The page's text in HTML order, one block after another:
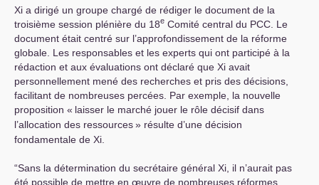
Xi a dirigé un groupe chargé de rédiger le document de la
troisième session plénière du 18e Comité central du PCC . Le
document était centré sur l’approfondissement de la réforme
globale. Les responsables et les experts qui ont participé à la
rédaction et aux évaluations ont déclaré que Xi avait
personnellement mené des recherches et pris des décisions,
facilitant de nombreuses percées. Par exemple, la nouvelle
proposition « laisser le marché jouer le rôle décisif dans
l’allocation des ressources» résulte d’une décision
fondamentale de Xi.
“Sans la détermination du secrétaire général Xi, il n’aurait pas
été possible de mettre en œuvre de nombreuses réformes